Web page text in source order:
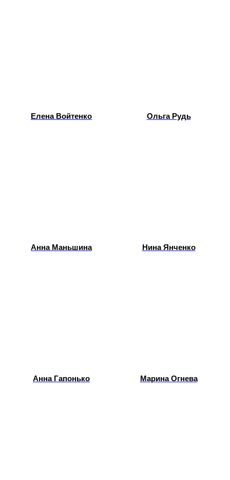
Елена Войтенко Ольга Рудь
Анна Маньшина Нина Янченко
Анна Гапонько Марина Огнева